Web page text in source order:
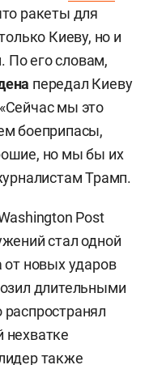
ракеты для
Киеву, но и
его словам,
передал Киеву
мы это
боеприпасы,
но мы бы их
Трамп.
Post
стал одной
от новых ударов
длительными
нехватке
также